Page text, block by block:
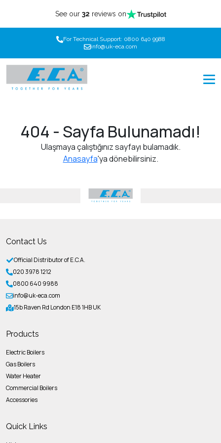
See our 32 reviews on
For Technical Support: 0800 640 9988
info@uk-eca.com
404 - Sayfa Bulunamadı!
Ulaşmaya çalıştığınız sayfayı bulamadık.
Anasayfa'ya dönebilirsiniz.
Contact Us
Official Distributor of E.C.A.
020 3978 1212
0800 640 9988
info@uk-eca.com
15b Raven Rd London E18 1HB UK
Products
Electric Boilers
Gas Boilers
Water Heater
Commercial Boilers
Accessories
Quick Links